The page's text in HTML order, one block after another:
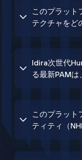
このプラット
テクチャをど
Idira次世代
る最新PAM
このプラット
ティティ（